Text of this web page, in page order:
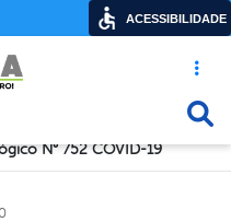
Acesso
N° 752 COVID-19
ACESSIBILIDADE